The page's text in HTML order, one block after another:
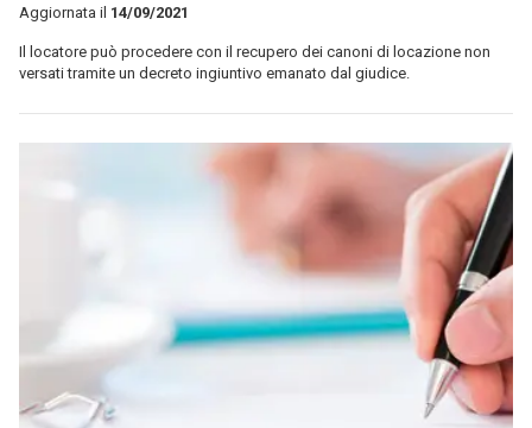
Aggiornata il 14/09/2021
Il locatore può procedere con il recupero dei canoni di locazione non
versati tramite un decreto ingiuntivo emanato dal giudice.